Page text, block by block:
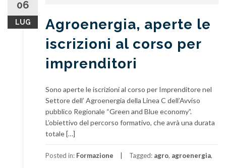
06
LUG
Agroenergia, aperte le
iscrizioni al corso per
imprenditori
Sono aperte le iscrizioni al corso per Imprenditore nel
Settore dell’ Agroenergia della Linea C dell’Avviso
pubblico Regionale “Green and Blue economy”.
L’obiettivo del percorso formativo, che avrà una durata
totale […]
Posted in: Formazione Tagged: agro, agroenergia,